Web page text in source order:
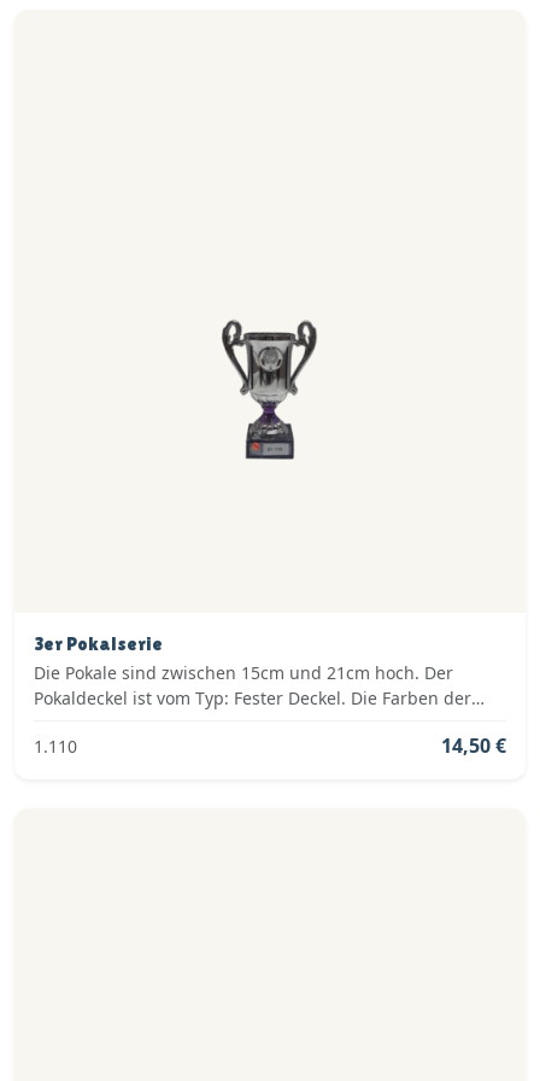
3er Pokalserie
Die Pokale sind zwischen 15cm und 21cm hoch. Der
Pokaldeckel ist vom Typ: Fester Deckel. Die Farben der
1.110
14,50 €